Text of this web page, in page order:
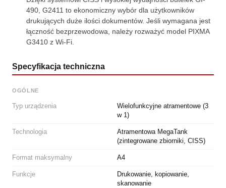
490, G2411 to ekonomiczny wybór dla użytkowników
drukujących duże ilości dokumentów. Jeśli wymagana jest
łączność bezprzewodowa, należy rozważyć model PIXMA
G3410 z Wi-Fi.
Specyfikacja techniczna
OGÓLNE
Typ urządzenia
Wielofunkcyjne atramentowe (3
w 1)
Technologia
Atramentowa MegaTank
(zintegrowane zbiorniki, CISS)
Format maksymalny A4
Funkcje
Drukowanie, kopiowanie,
skanowanie